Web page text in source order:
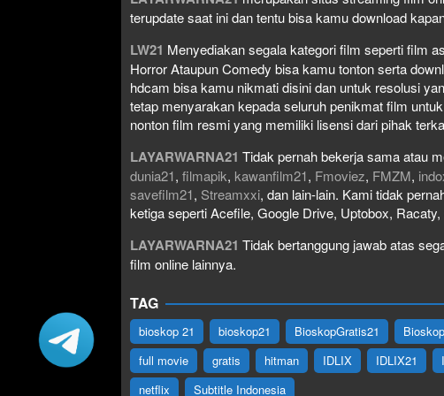
terupdate saat ini dan tentu bisa kamu download
LW21 Menyediakan segala kategori film seperti film
Horror Ataupun Comedy bisa kamu tonton serta
hdcam bisa kamu nikmati disini dan untuk resolusi
tetap menyarakan kepada seluruh penikmat film
nonton film resmi yang memiliki lisensi dari pihak
LAYARWARNA21 Tidak pernah bekerja sama atau
dunia21, filmapik, kawanfilm21, Fmoviez, FMZM,
savefilm21, Streamxxi, dan lain-lain. Kami tidak
ketiga seperti Acefile, Google Drive, Uptobox,
LAYARWARNA21 Tidak bertanggung jawab atas
film online lainnya.
TAG
bioskop 21 bioskop21 BioskopGratis21
full movie
gratis hitman IDLIX IDLIX21
netflix
Subtitle Indonesia